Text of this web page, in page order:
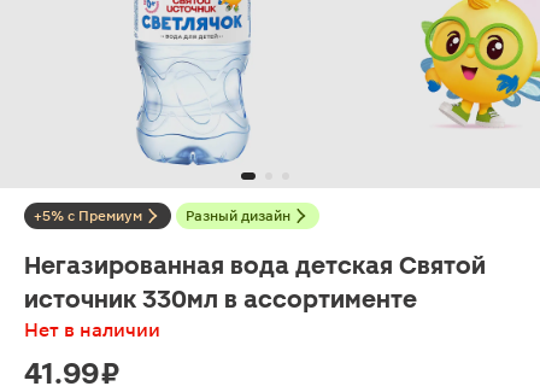
+5% с Премиум Разный дизайн
Негазированная вода детская Святой
источник 330мл в ассортименте
Нет в наличии
41.99 ₽